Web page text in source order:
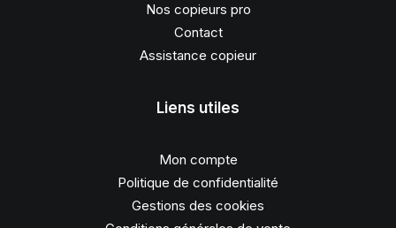
Nos copieurs pro
Contact
Assistance copieur
Liens utiles
Mon compte
Politique de confidentialité
Gestions des cookies